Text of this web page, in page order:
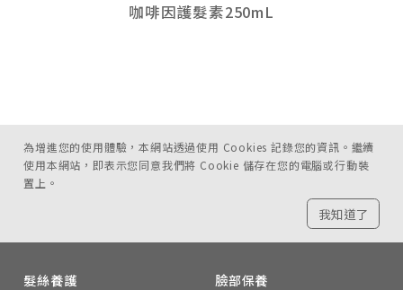
咖啡因護髮素250mL
為增進您的使用體驗，本網站透過使用 Cookies 記錄您的資訊。繼續
使用本網站，即表示您同意我們將 Cookie 儲存在您的電腦或行動裝
置上。
我知道了
髮絲養護 臉部保養